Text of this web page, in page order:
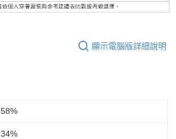
顯示電腦版詳細說明
58%
34%